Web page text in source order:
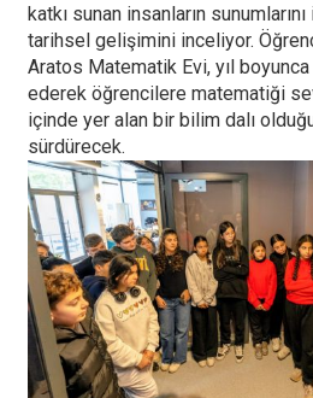
katkı sunan insanların
tarihsel gelişimini inceliyor.
Aratos Matematik Evi, yıl boyunca
ederek öğrencilere matematiği
içinde yer alan bir bilim dalı
sürdürecek.